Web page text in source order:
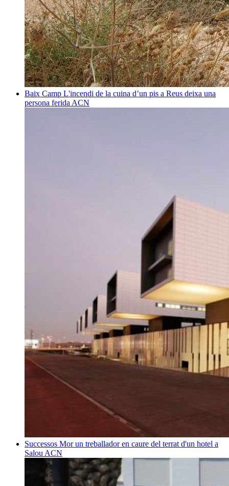
Baix Camp L'incendi de la cuina d’un pis a Reus deixa una
persona ferida ACN
Successos Mor un treballador en caure del terrat d'un hotel a
Salou ACN